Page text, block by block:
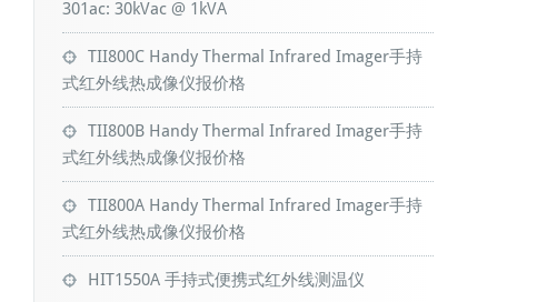
301ac: 30kVac @ 1kVA
TII800C Handy Thermal Infrared Imager手持
式红外线热成像仪报价格
TII800B Handy Thermal Infrared Imager手持
式红外线热成像仪报价格
TII800A Handy Thermal Infrared Imager手持
式红外线热成像仪报价格
HIT1550A 手持式便携式红外线测温仪